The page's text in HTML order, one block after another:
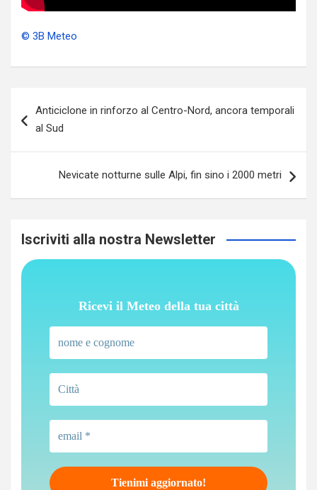
© 3B Meteo
articoli
Anticiclone in rinforzo al Centro-Nord, ancora temporali
al Sud
Nevicate notturne sulle Alpi, fin sino i 2000 metri
Iscriviti alla nostra Newsletter
Ricevi il Meteo della tua città